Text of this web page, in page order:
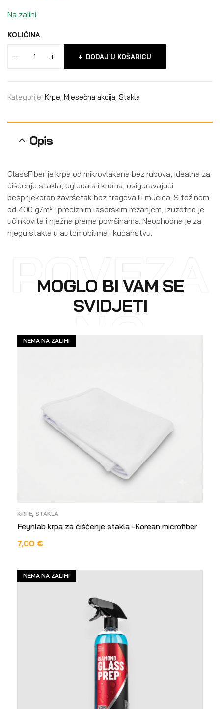
Na zalihi
KOLIČINA
DODAJ U KOŠARICU
Kategorije: Krpe, Mjesečna akcija, Stakla
Opis
GlassFiber je krpa od mikrovlakana bez rubova, idealna za
čišćenje stakla, ogledala i kroma, osiguravajući
besprijekoran završetak bez tragova ili mucica. S težinom
od 400 g/m² i preciznim laserskim rezanjem, izuzetno je
učinkovita i nježna prema površinama. Neophodna je za
njegu stakla u automobilima i kućanstvu.
MOGLO BI VAM SE
SVIDJETI
POVEZA
NO
NEMA NA ZALIHI
KRPE, STAKLA
Feynlab krpa za čiščenje stakla -Korean microfiber
7,00 €
NEMA NA ZALIHI